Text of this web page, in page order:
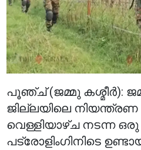
പൂഞ്ച് (ജമ്മു കശ്മീർ):
ജില്ലയിലെ
വെള്ളിയാഴ്ച നടന്ന
പട്രോളിംഗിനിടെ